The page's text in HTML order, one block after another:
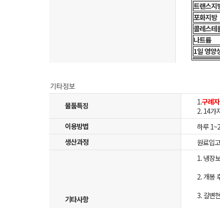
트랜스지
포화지방
콜레스테
나트륨
1일 영양
물품특징 1.구례
2. 14가
이용방법
하루
생산과정
원료입
기타사항
1. 냉장
2. 개봉
3. 갈변